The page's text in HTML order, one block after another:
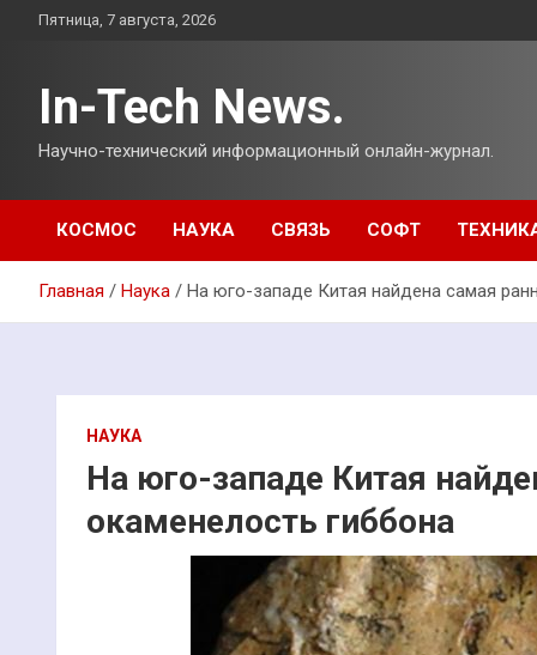
ПерейтиПятница, 7 августа, 2026
In-Tech News.
Научно-технический информационный онлайн-журнал.
КОСМОС НАУКА СВЯЗЬ СОФТ
Главная Наука На юго-западе Китая найдена самая
НАУКА
На юго-западе Китая
окаменелость гиббона